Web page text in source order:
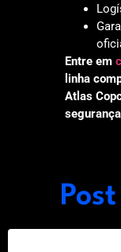
Entre em
linha
Atlas